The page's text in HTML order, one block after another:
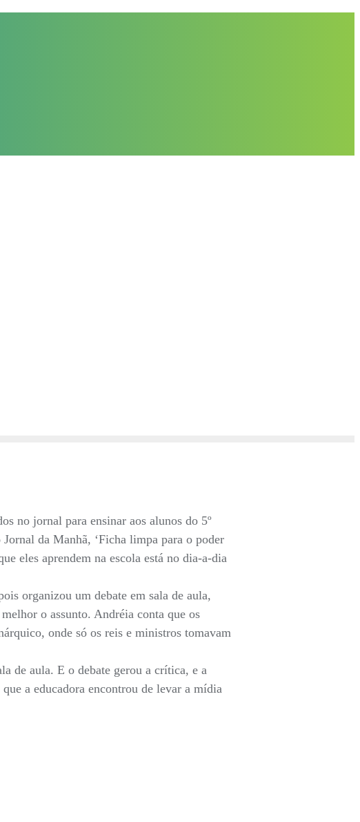
no jornal para ensinar aos alunos do 5º
da Manhã, ‘Ficha limpa para o poder
eles aprendem na escola está no dia-a-dia
organizou um debate em sala de aula,
o assunto. Andréia conta que os
onde só os reis e ministros tomavam
de aula. E o debate gerou a crítica, e a
a educadora encontrou de levar a mídia